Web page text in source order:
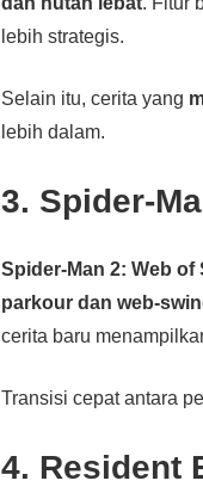
lebih strategis.
Selain itu, cerita yang
lebih dalam.
3. Spider-
Spider-Man 2: Web of
parkour dan web-
cerita baru
Transisi cepat antara
4. Resident